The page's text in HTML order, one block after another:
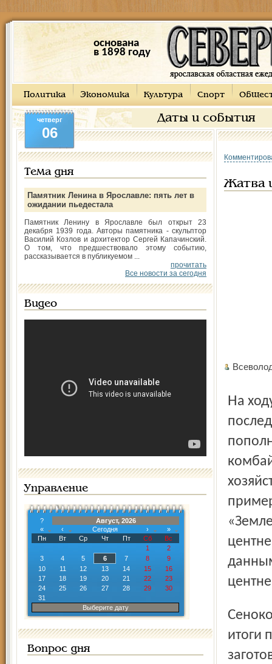
основана
в 1898 году
Политика Экономика Культура Спорт
Даты и события
четверг
06
Тема дня
Памятник Ленина в Ярославле: пять лет в
ожидании пьедестала
Памятник Ленину в Ярославле был открыт 23
декабря 1939 года. Авторы памятника - скульптор
Василий Козлов и архитектор Сергей Капачинский.
О том, что предшествовало этому событию,
рассказывается в публикуемом ...
прочитать
Все новости за сегодня
Видео
Управление
?
Август, 2026
«
‹ Сегодня ›
»
Пн
Вт Ср Чт Пт Сб
Вс
1
2
3
4 5 6 7 8
9
10
11 12 13 14 15
16
17
18 19 20 21 22
23
24
25 26 27 28 29
30
31
Выберите дату
Вопрос дня
Жатва
На ходу сейчас 54 зерноуборочных комбайна. За
Сенокос далеко позади, подведены предварительные
итоги